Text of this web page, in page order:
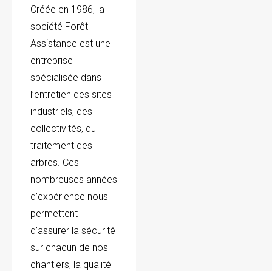
Créée en 1986, la
société Forêt
Assistance est une
entreprise
spécialisée dans
l’entretien des sites
industriels, des
collectivités, du
traitement des
arbres. Ces
nombreuses années
d’expérience nous
permettent
d’assurer la sécurité
sur chacun de nos
chantiers, la qualité